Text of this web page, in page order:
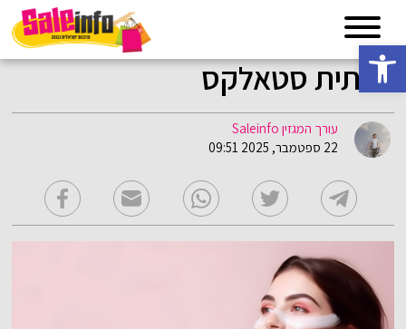
פתח סרגל נגישות
צבתית סטאלקס
עורך המגזין Saleinfo
22 ספטמבר, 2025 09:51